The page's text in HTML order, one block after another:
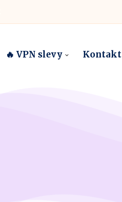
🔥 VPN slevy
Kontakt